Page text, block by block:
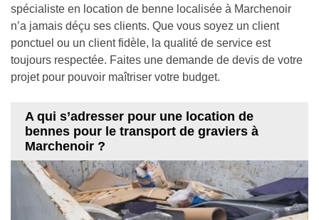
spécialiste en location de benne localisée à Marchenoir
n’a jamais déçu ses clients. Que vous soyez un client
ponctuel ou un client fidèle, la qualité de service est
toujours respectée. Faites une demande de devis de votre
projet pour pouvoir maîtriser votre budget.
A qui s’adresser pour une location de
bennes pour le transport de graviers à
Marchenoir ?